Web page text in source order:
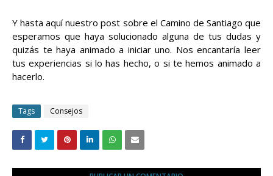
Y hasta aquí nuestro post sobre el Camino de Santiago que
esperamos que haya solucionado alguna de tus dudas y
quizás te haya animado a iniciar uno. Nos encantaría leer
tus experiencias si lo has hecho, o si te hemos animado a
hacerlo.
Tags Consejos